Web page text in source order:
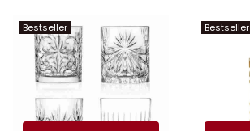
Bestseller Bestseller